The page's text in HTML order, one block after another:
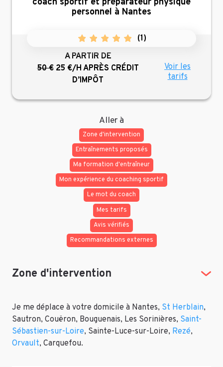
personnel à Nantes
(1)
A PARTIR DE
50 €25 €/H APRÈS CRÉDIT
D’IMPÔT
Voir les
tarifs
Aller à
Zone d'intervention
Entraînements proposés
Ma formation d'entraîneur
Mon expérience du coaching sportif
Le mot du coach
Mes tarifs
Avis vérifiés
Recommandations externes
Zone d'intervention
Je me déplace à votre domicile à Nantes, St Herblain,
Sautron, Couëron, Bouguenais, Les Sorinières, Saint-
Sébastien-sur-Loire, Sainte-Luce-sur-Loire, Rezé,
Orvault, Carquefou.